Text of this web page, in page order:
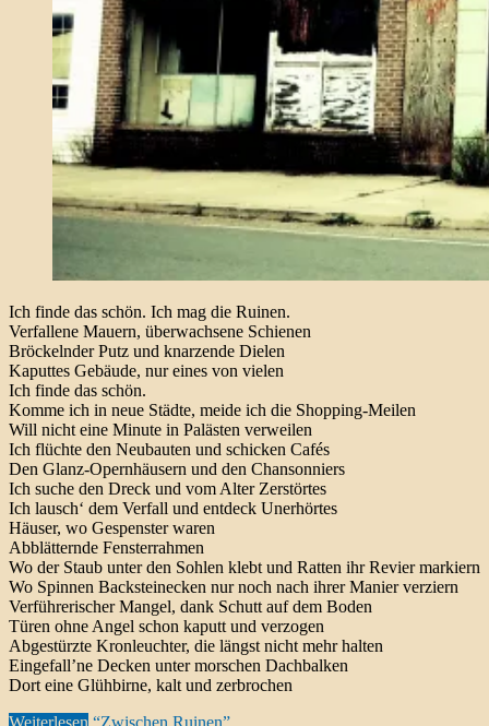
Ich finde das schön. Ich mag die Ruinen.
Verfallene Mauern, überwachsene Schienen
Bröckelnder Putz und knarzende Dielen
Kaputtes Gebäude, nur eines von vielen
Ich finde das schön.
Komme ich in neue Städte, meide ich die Shopping-Meilen
Will nicht eine Minute in Palästen verweilen
Ich flüchte den Neubauten und schicken Cafés
Den Glanz-Opernhäusern und den Chansonniers
Ich suche den Dreck und vom Alter Zerstörtes
Ich lausch‘ dem Verfall und entdeck Unerhörtes
Häuser, wo Gespenster waren
Abblätternde Fensterrahmen
Wo der Staub unter den Sohlen klebt und Ratten ihr Revier markiern
Wo Spinnen Backsteinecken nur noch nach ihrer Manier verziern
Verführerischer Mangel, dank Schutt auf dem Boden
Türen ohne Angel schon kaputt und verzogen
Abgestürzte Kronleuchter, die längst nicht mehr halten
Eingefall’ne Decken unter morschen Dachbalken
Dort eine Glühbirne, kalt und zerbrochen
Weiterlesen “Zwischen Ruinen”